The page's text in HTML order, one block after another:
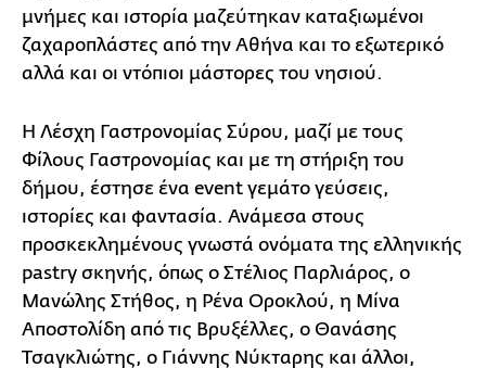
μνήμες και ιστορία μαζεύτηκαν καταξιωμένοι
ζαχαροπλάστες από την Αθήνα και το εξωτερικό
αλλά και οι ντόπιοι μάστορες του νησιού.
Η Λέσχη Γαστρονομίας Σύρου, μαζί με τους
Φίλους Γαστρονομίας και με τη στήριξη του
δήμου, έστησε ένα event γεμάτο γεύσεις,
ιστορίες και φαντασία. Ανάμεσα στους
προσκεκλημένους γνωστά ονόματα της ελληνικής
pastry σκηνής, όπως ο Στέλιος Παρλιάρος, ο
Μανώλης Στήθος, η Ρένα Οροκλού, η Μίνα
Αποστολίδη από τις Βρυξέλλες, ο Θανάσης
Τσαγκλιώτης, ο Γιάννης Νύκταρης και άλλοι,